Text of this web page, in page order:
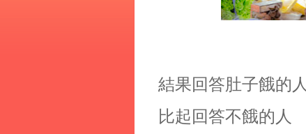
結果回答肚子餓的人
比起回答不餓的人